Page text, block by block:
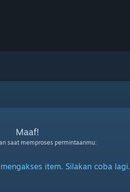
Maaf!
saat memproses permintaanmu:
item. Silakan coba lagi.